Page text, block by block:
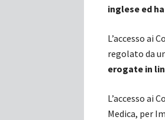
inglese ed
L’accesso ai
regolato da
erogate in
L’accesso ai
Medica, per